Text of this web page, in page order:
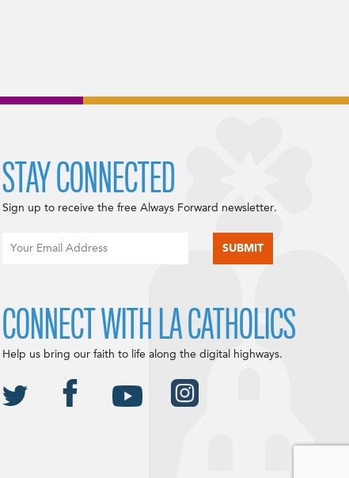
STAY CONNECTED
Sign up to receive the free Always Forward newsletter.
CONNECT WITH LA CATHOLICS
Help us bring our faith to life along the digital highways.